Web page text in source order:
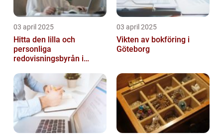
03 april 2025
Hitta den lilla och
personliga
redovisningsbyrån i
03 april 2025
Vikten av bokföring i
Göteborg